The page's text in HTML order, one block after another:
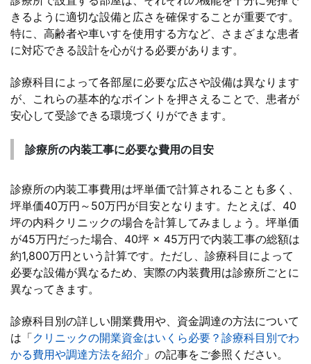
きるように適切な設備と広さを確保することが重要です。
特に、高齢者や車いすを使用する方など、さまざまな患者
に対応できる設計を心がける必要があります。
診療科目によって各部屋に必要な広さや設備は異なります
が、これらの基本的なポイントを押さえることで、患者が
安心して受診できる環境づくりができます。
診療所の内装工事に必要な費用の目安
診療所の内装工事費用は坪単価で計算されることも多く、
坪単価40万円～50万円が目安となります。たとえば、40
坪の内科クリニックの場合を計算してみましょう。坪単価
が45万円だった場合、40坪 × 45万円で内装工事の総額は
約1,800万円という計算です。ただし、診療科目によって
必要な設備が異なるため、実際の内装費用は診療所ごとに
異なってきます。
診療科目別の詳しい開業費用や、資金調達の方法について
は「クリニックの開業資金はいくら必要？診療科目別でわ
かる費用や調達方法を紹介 」の記事をご参照ください。